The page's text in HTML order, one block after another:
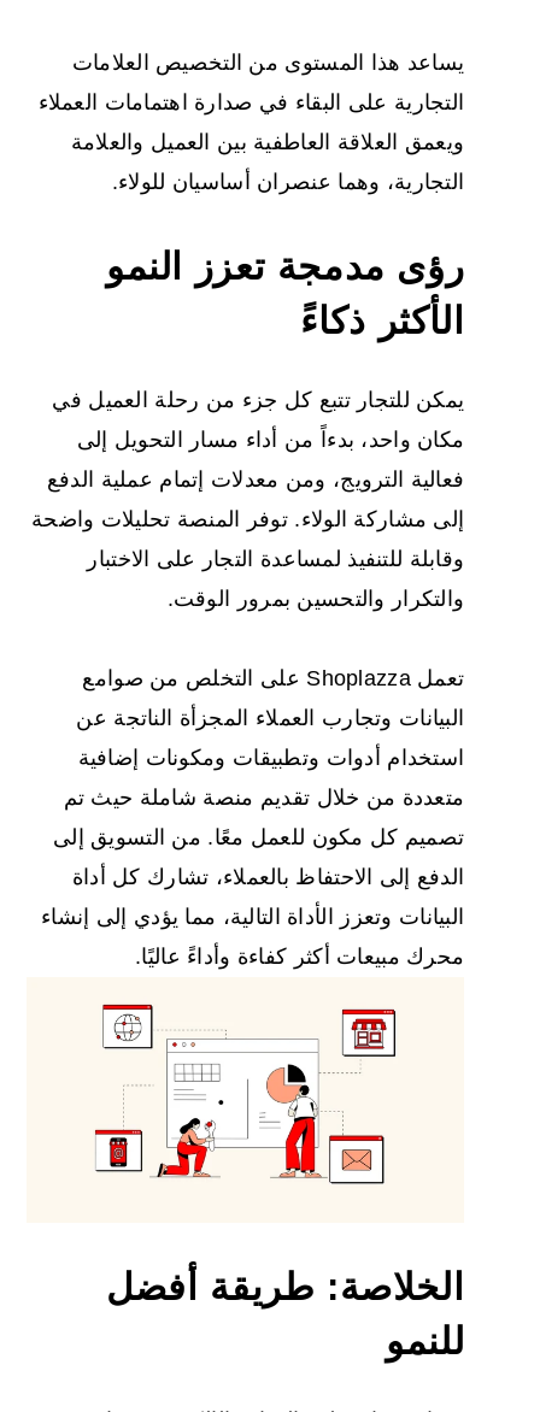
يساعد هذا المستوى من التخصيص العلامات
التجارية على البقاء في صدارة اهتمامات العملاء
ويعمق العلاقة العاطفية بين العميل والعلامة
التجارية، وهما عنصران أساسيان للولاء.
رؤى مدمجة تعزز النمو
الأكثر ذكاءً
يمكن للتجار تتبع كل جزء من رحلة العميل في
مكان واحد، بدءاً من أداء مسار التحويل إلى
فعالية الترويج، ومن معدلات إتمام عملية الدفع
إلى مشاركة الولاء. توفر المنصة تحليلات واضحة
وقابلة للتنفيذ لمساعدة التجار على الاختبار
والتكرار والتحسين بمرور الوقت.
تعمل Shoplazza على التخلص من صوامع
البيانات وتجارب العملاء المجزأة الناتجة عن
استخدام أدوات وتطبيقات ومكونات إضافية
متعددة من خلال تقديم منصة شاملة حيث تم
تصميم كل مكون للعمل معًا. من التسويق إلى
الدفع إلى الاحتفاظ بالعملاء، تشارك كل أداة
البيانات وتعزز الأداة التالية، مما يؤدي إلى إنشاء
محرك مبيعات أكثر كفاءة وأداءً عاليًا.
الخلاصة: طريقة أفضل
للنمو